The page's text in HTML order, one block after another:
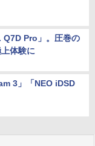
Q7D Pro」。圧巻の
体験に
3」「NEO iDSD